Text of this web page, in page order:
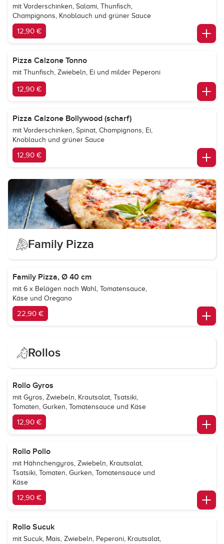
mit Vorderschinken, Salami, Thunfisch,
Champignons, Knoblauch und grüner Sauce
12,90 €
Pizza Calzone Tonno
mit Thunfisch, Zwiebeln, Ei und milder Peperoni
12,90 €
Pizza Calzone Bollywood (scharf)
mit Vorderschinken, Spinat, Champignons, Ei,
Knoblauch und grüner Sauce
12,90 €
Family Pizza
Family Pizza, Ø 40 cm
mit 6 x Belägen nach Wahl, Tomatensauce,
Käse und Oregano
22,90 €
Rollos
Rollo Gyros
mit Gyros, Zwiebeln, Krautsalat, Tsatsiki,
Tomaten, Gurken, Tomatensauce und Käse
12,90 €
Rollo Pollo
mit Hähnchengyros, Zwiebeln, Krautsalat,
Tsatsiki, Tomaten, Gurken, Tomatensauce und
Käse
12,90 €
Rollo Sucuk
mit Sucuk, Mais, Zwiebeln, Peperoni, Krautsalat,